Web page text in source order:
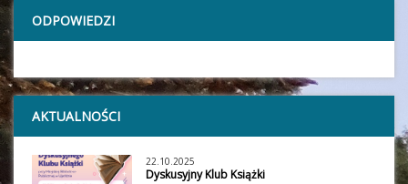
ODPOWIEDZI
AKTUALNOŚCI
22.10.2025
Dyskusyjny Klub Książki